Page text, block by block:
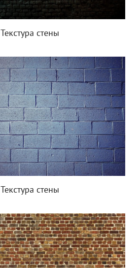
Текстура стены
Текстура стены